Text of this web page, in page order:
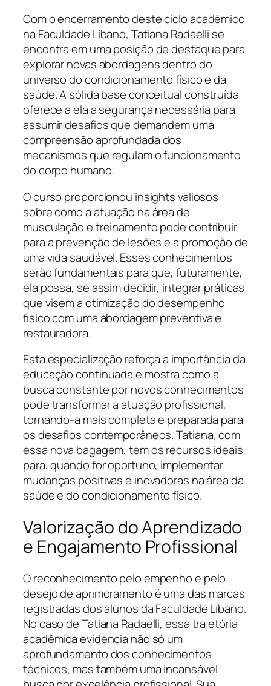
Com o encerramento deste ciclo acadêmico
na Faculdade Líbano, Tatiana Radaelli se
encontra em uma posição de destaque para
explorar novas abordagens dentro do
universo do condicionamento físico e da
saúde. A sólida base conceitual construída
oferece a ela a segurança necessária para
assumir desafios que demandem uma
compreensão aprofundada dos
mecanismos que regulam o funcionamento
do corpo humano.
O curso proporcionou insights valiosos
sobre como a atuação na área de
musculação e treinamento pode contribuir
para a prevenção de lesões e a promoção de
uma vida saudável. Esses conhecimentos
serão fundamentais para que, futuramente,
ela possa, se assim decidir, integrar práticas
que visem a otimização do desempenho
físico com uma abordagem preventiva e
restauradora.
Esta especialização reforça a importância da
educação continuada e mostra como a
busca constante por novos conhecimentos
pode transformar a atuação profissional,
tornando-a mais completa e preparada para
os desafios contemporâneos. Tatiana, com
essa nova bagagem, tem os recursos ideais
para, quando for oportuno, implementar
mudanças positivas e inovadoras na área da
saúde e do condicionamento físico.
Valorização do Aprendizado
e Engajamento Profissional
O reconhecimento pelo empenho e pelo
desejo de aprimoramento é uma das marcas
registradas dos alunos da Faculdade Líbano.
No caso de Tatiana Radaelli, essa trajetória
acadêmica evidencia não só um
aprofundamento dos conhecimentos
técnicos, mas também uma incansável